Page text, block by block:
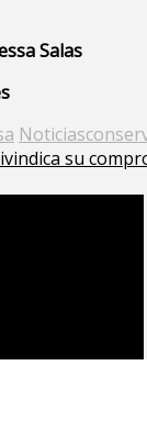
Salas
Noticias
su